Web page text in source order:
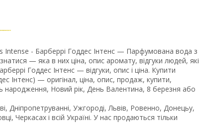
- Барберрі Годдес Інтенс — Парфумована вода з
— яка в них ціна, опис аромату, відгуки людей, які
Годдес Інтенс — відгуки, опис і ціна. Купити
Інтенс) — оригінал, ціна, опис, продаж, купити,
народження, Новий рік, День Валентина, 8 березня або
Дніпропетруванні, Ужгороді, Львів, Ровенно, Донецьу,
Черкасах і всій Україні. У нас продаються тільки